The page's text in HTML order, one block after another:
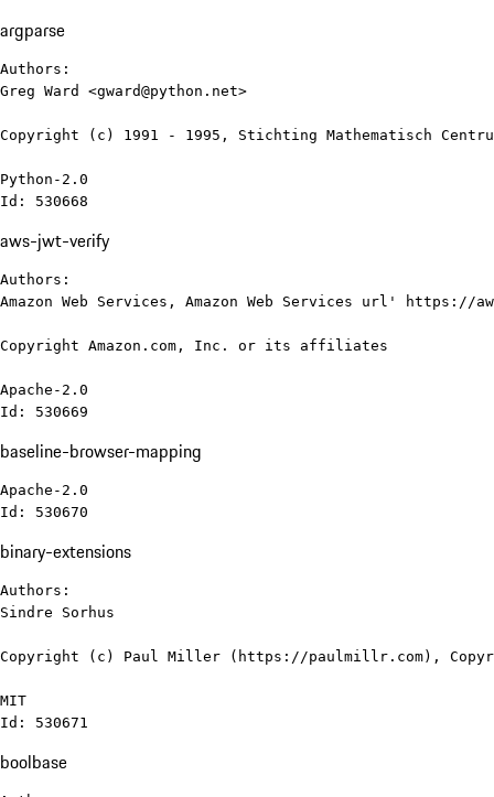
argparse
Authors:
Greg Ward <gward@python.net>
Copyright (c) 1991 - 1995, Stichting Mathematisch
Python-2.0
Id: 530668
aws-jwt-verify
Authors:
Amazon Web Services, Amazon Web Services url' https://
Copyright Amazon.com, Inc. or its affiliates
Apache-2.0
Id: 530669
baseline-browser-mapping
Apache-2.0
Id: 530670
binary-extensions
Authors:
Sindre Sorhus
Copyright (c) Paul Miller (https://paulmillr.com),
MIT
Id: 530671
boolbase